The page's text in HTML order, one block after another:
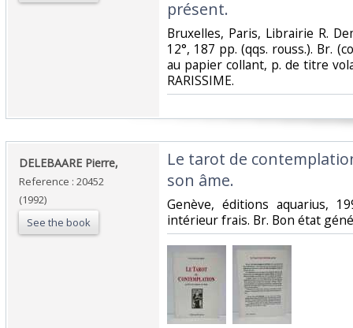
présent.‎
‎Bruxelles, Paris, Librairie R.
12°, 187 pp. (qqs. rouss.). Br.
au papier collant, p. de titre
RARISSIME.‎
‎DELEBAARE Pierre,‎
Reference : 20452
(1992)
See the book
‎Le tarot de
son âme.‎
‎Genève, éditions aquarius,
intérieur frais. Br. Bon état